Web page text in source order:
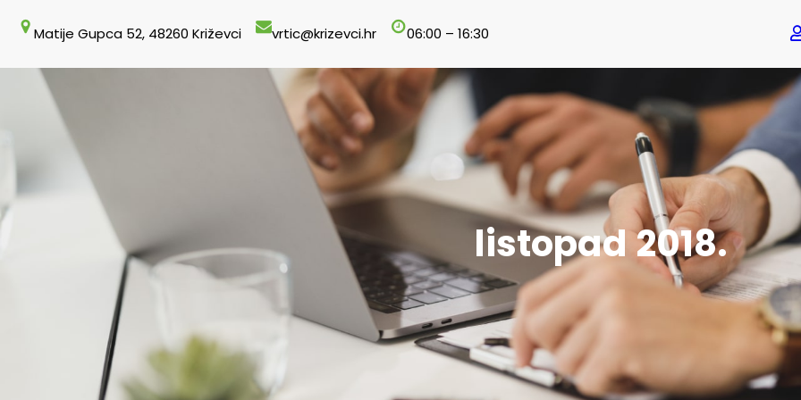
sadržaja
Matije Gupca 52, 48260 Križevci vrtic@krizevci.hr 06:00 – 16:30
listopad 2018.